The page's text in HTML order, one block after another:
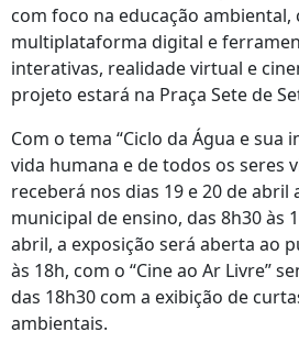
com foco na educação ambiental,
multiplataforma digital e
interativas, realidade virtual e
projeto estará na Praça Sete de
Com o tema “Ciclo da Água e sua
vida humana e de todos os seres
receberá nos dias 19 e 20 de abril
municipal de ensino, das 8h30 às
abril, a exposição será aberta ao
às 18h, com o “Cine ao Ar Livre”
das 18h30 com a exibição de
ambientais.